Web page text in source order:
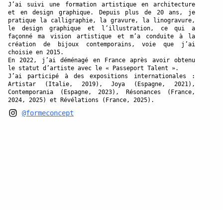
J’ai suivi une formation artistique en architecture
et en design graphique. Depuis plus de 20 ans, je
pratique la calligraphie, la gravure, la linogravure,
le design graphique et l’illustration, ce qui a
façonné ma vision artistique et m’a conduite à la
création de bijoux contemporains, voie que j’ai
choisie en 2015.
En 2022, j’ai déménagé en France après avoir obtenu
le statut d’artiste avec le « Passeport Talent ».
J’ai participé à des expositions internationales :
Artistar (Italie, 2019), Joya (Espagne, 2021),
Contemporania (Espagne, 2023), Résonances (France,
2024, 2025) et Révélations (France, 2025).
@formeconcept